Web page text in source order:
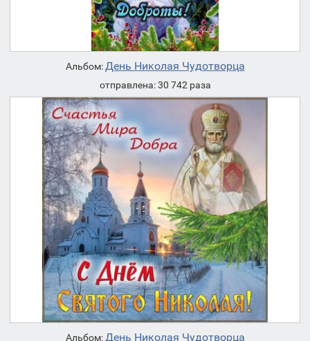
Альбом:День Николая Чудотворца
отправлена: 30 742 раза
Альбом:День Николая Чудотворца